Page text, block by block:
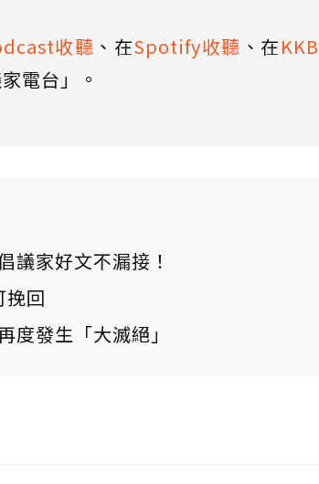
收聽 、在Spotify收聽 、在
電台」。
議家好文不漏接！
挽回
發生「大滅絕」